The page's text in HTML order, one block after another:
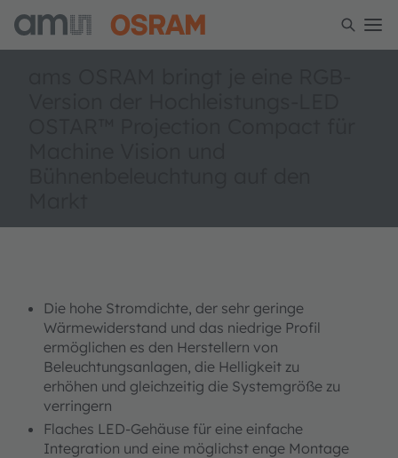
Die hohe Stromdichte, der sehr geringe
Wärmewiderstand und das niedrige Profil
ermöglichen es den Herstellern von
Beleuchtungsanlagen, die Helligkeit zu
erhöhen und gleichzeitig die Systemgröße zu
verringern
Flaches LED-Gehäuse für eine einfache
Integration und eine möglichst enge Montage